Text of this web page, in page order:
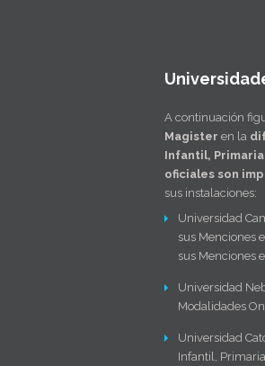
A continuación
Magister en la
Infantil,
oficiales son
sus instalaciones:
Universidad
sus Menciones
sus Menciones
Universidad
Modalidades
Universidad
Infantil,